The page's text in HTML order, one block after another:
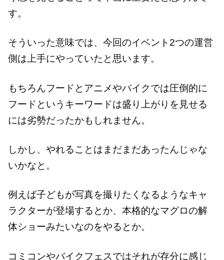
す。
そういった意味では、今回のイベント2つの運営
側は上手にやっていたと思います。
もちろんフードとアニメやバイクでは圧倒的に
フードというキーワードは盛り上がりを見せる
には劣勢だったかもしれません。
しかし、やれることはまだまだあったんじゃな
いかなと。
例えば子どもが写真を撮りたくなるようなキャ
ラクターが登場するとか、本格的なマグロの解
体ショーみたいなのをやるとか。
コミコンやバイクフェスではそれが存分に感じ